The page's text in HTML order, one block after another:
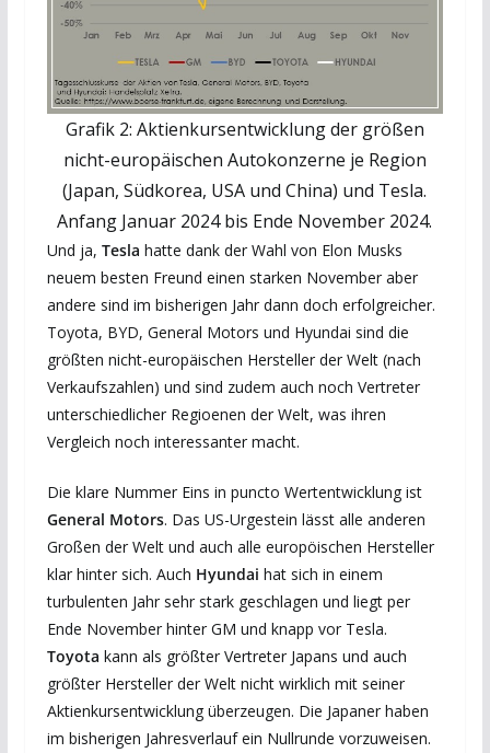
Grafik 2: Aktienkursentwicklung der größen
nicht-europäischen Autokonzerne je Region
(Japan, Südkorea, USA und China) und Tesla.
Anfang Januar 2024 bis Ende November 2024.
Und ja, Tesla hatte dank der Wahl von Elon Musks
neuem besten Freund einen starken November aber
andere sind im bisherigen Jahr dann doch erfolgreicher.
Toyota, BYD, General Motors und Hyundai sind die
größten nicht-europäischen Hersteller der Welt (nach
Verkaufszahlen) und sind zudem auch noch Vertreter
unterschiedlicher Regioenen der Welt, was ihren
Vergleich noch interessanter macht.
Die klare Nummer Eins in puncto Wertentwicklung ist
General Motors. Das US-Urgestein lässt alle anderen
Großen der Welt und auch alle europöischen Hersteller
klar hinter sich. Auch Hyundai hat sich in einem
turbulenten Jahr sehr stark geschlagen und liegt per
Ende November hinter GM und knapp vor Tesla.
Toyota kann als größter Vertreter Japans und auch
größter Hersteller der Welt nicht wirklich mit seiner
Aktienkursentwicklung überzeugen. Die Japaner haben
im bisherigen Jahresverlauf ein Nullrunde vorzuweisen.